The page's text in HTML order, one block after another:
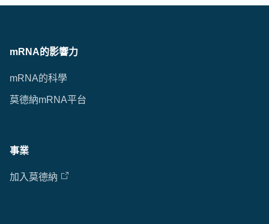
mRNA的影響力
mRNA的科學
莫德納mRNA平台
事業
加入莫德納